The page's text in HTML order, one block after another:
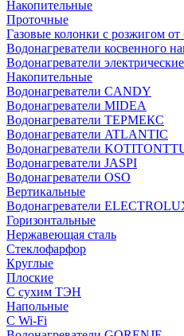
Накопительные
Проточные
Газовые колонки с розжигом от
Водонагреватели косвенного
Водонагреватели электрические
Накопительные
Водонагреватели CANDY
Водонагреватели MIDEA
Водонагреватели ТЕРМЕКС
Водонагреватели ATLANTIC
Водонагреватели
Водонагреватели JASPI
Водонагреватели OSO
Вертикальные
Водонагреватели
Горизонтальные
Нержавеющая сталь
Стеклофарфор
Круглые
Плоские
С сухим ТЭН
Напольные
С Wi-Fi